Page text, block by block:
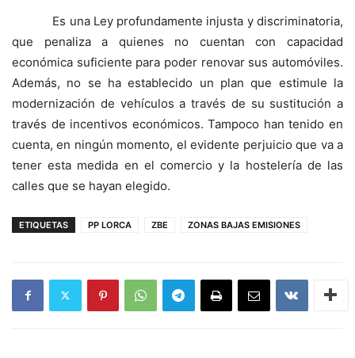
Es una Ley profundamente injusta y discriminatoria,
que penaliza a quienes no cuentan con capacidad
económica suficiente para poder renovar sus automóviles.
Además, no se ha establecido un plan que estimule la
modernización de vehículos a través de su sustitución a
través de incentivos económicos. Tampoco han tenido en
cuenta, en ningún momento, el evidente perjuicio que va a
tener esta medida en el comercio y la hostelería de las
calles que se hayan elegido.
ETIQUETAS PP LORCA ZBE ZONAS BAJAS EMISIONES